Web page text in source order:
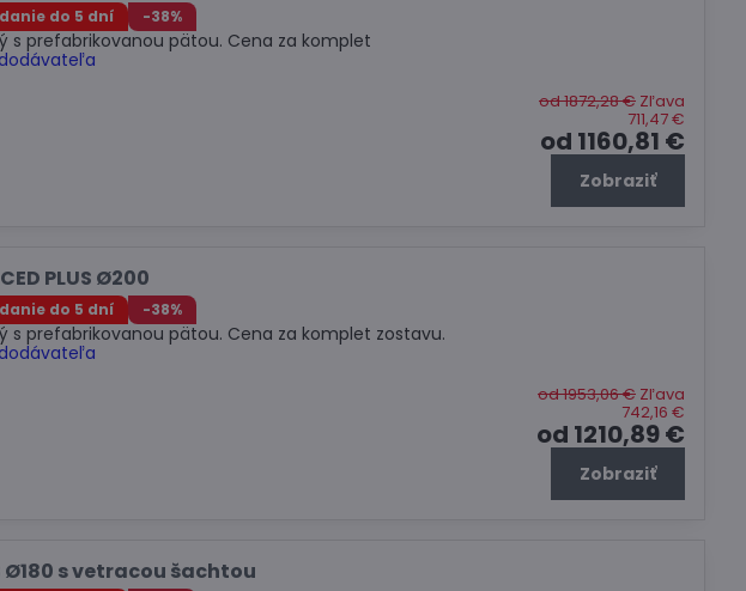
do 5 dní -38%
s prefabrikovanou pätou. Cena za komplet
od 1160,81 €
od 1872,28 € Zľava
711,47 €
Zobraziť
PLUS Ø200
do 5 dní -38%
s prefabrikovanou pätou. Cena za komplet zostavu.
od 1210,89 €
od 1953,06 € Zľava
742,16 €
Zobraziť
Ø180 s vetracou šachtou